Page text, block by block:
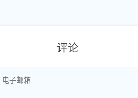
评论